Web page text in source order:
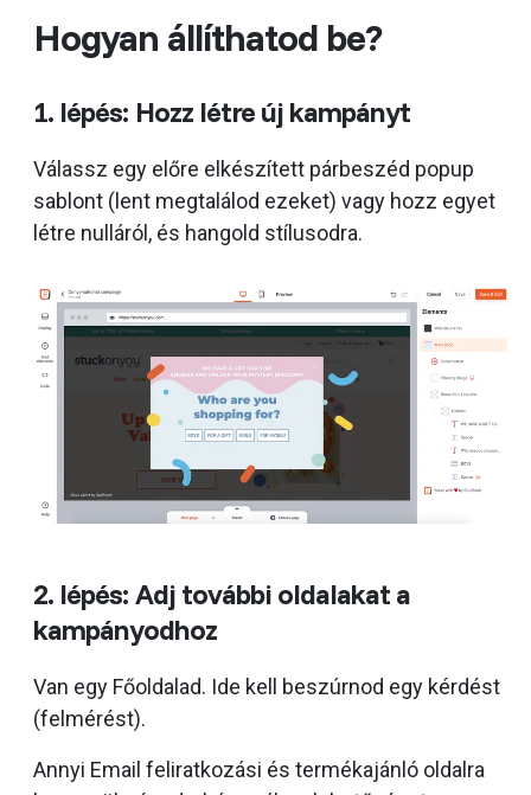
Hogyan állíthatod be?
1. lépés: Hozz létre új kampányt
Válassz egy előre elkészített párbeszéd popup
sablont (lent megtalálod ezeket) vagy hozz egyet
létre nulláról, és hangold stílusodra.
2. lépés: Adj további oldalakat a
kampányodhoz
Van egy Főoldalad. Ide kell beszúrnod egy kérdést
(felmérést).
Annyi Email feliratkozási és termékajánló oldalra